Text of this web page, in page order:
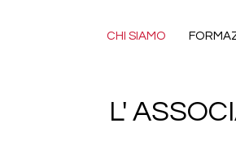
CHI SIAMO
L'